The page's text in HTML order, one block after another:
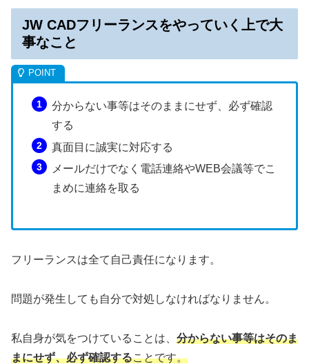
JW CADフリーランスをやっていく上で大
事なこと
分からない事等はそのままにせず、必ず確認
する
真面目に誠実に対応する
メールだけでなく電話連絡やWEB会議等でこ
まめに連絡を取る
フリーランスは全て自己責任になります。
問題が発生しても自分で対処しなければなりません。
私自身が気をつけていることは、 分からない事等はそのま
まにせず、必ず確認することです。